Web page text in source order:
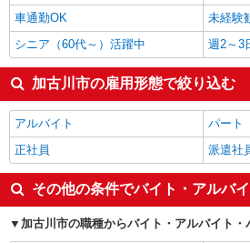
車通勤OK
未経験
シニア（60代～）活躍中
週2～3
加古川市の雇用形態で絞り込む
アルバイト
パート
正社員
派遣社
その他の条件でバイト・アルバ
加古川市の職種からバイト・アルバイト・